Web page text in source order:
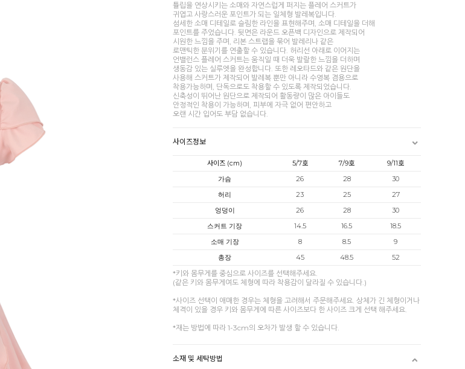
튤립을 연상시키는 소매와 자연스럽게 퍼지는 플레어 스커트가
귀엽고 사랑스러운 포인트가 되는 일체형 발레복입니다.
섬세한 소매 디테일로 슬림한 라인을 표현해주며, 소매 디테일을 더해
포인트를 주었습니다. 뒷면은 라운드 오픈백 디자인으로 제작되어
시원한 느낌을 주며, 리본 스트랩을 묶어 발레리나 같은
로맨틱한 분위기를 연출할 수 있습니다. 허리선 아래로 이어지는
언밸런스 플레어 스커트는 움직일 때 더욱 발랄한 느낌을 더하며
생동감 있는 실루엣을 완성합니다. 또한 레오타드와 같은 원단을
사용해 스커트가 제작되어 발레복 뿐만 아니라 수영복 겸용으로
착용가능하며, 단독으로도 착용할 수 있도록 제작되었습니다.
신축성이 뛰어난 원단으로 제작되어 활동량이 많은 아이들도
안정적인 착용이 가능하며, 피부에 자극 없어 편안하고
오랜 시간 입어도 부담 없습니다.
사이즈정보
사이즈 (cm) 5/7호 7/9호
9/11호
가슴
26 28
30
허리
23 25
27
엉덩이
26 28
30
스커트 기장
14.5 16.5
18.5
소매 기장
8 8.5
9
총장
45 48.5 52
*키와 몸무게를 중심으로 사이즈를 선택해주세요.
(같은 키와 몸무게여도 체형에 따라 착용감이 달라질 수 있습니다.)
*사이즈 선택이 애매한 경우는 체형을 고려해서 주문해주세요. 상체가 긴 체형이거나
체격이 있을 경우 키와 몸무게에 따른 사이즈보다 한 사이즈 크게 선택 해주세요.
*재는 방법에 따라 1-3cm의 오차가 발생 할 수 있습니다.
소재 및 세탁방법